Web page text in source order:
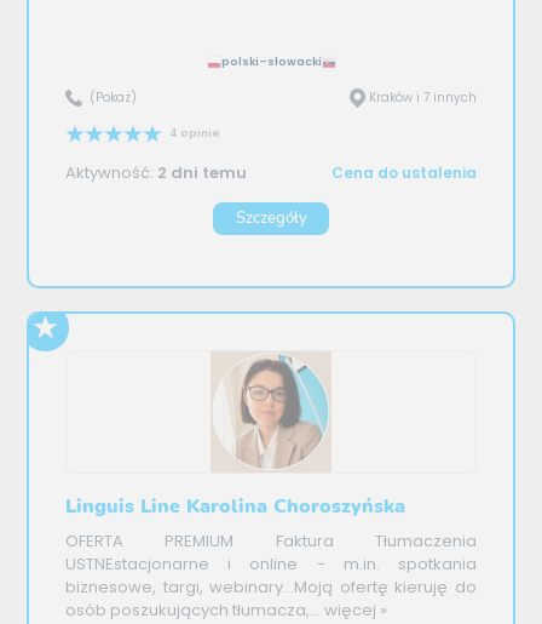
polski–słowacki
(Pokaż) Kraków i 7 innych
4 opinie
Aktywność: 2 dni temu Cena do ustalenia
Szczegóły
Linguis Line Karolina Choroszyńska
OFERTA PREMIUM Faktura Tłumaczenia
USTNEstacjonarne i online - m.in. spotkania
biznesowe, targi, webinary...Moją ofertę kieruję do
osób poszukujących tłumacza,... więcej »